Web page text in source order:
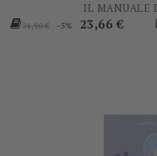
IL MANUALE
Prezzo
24,90 € -5% Prezzo
23,66 €